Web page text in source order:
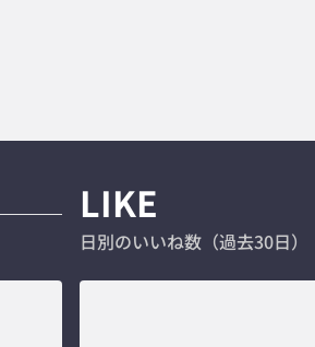
LIKE
日別のいいね数（過去30日）